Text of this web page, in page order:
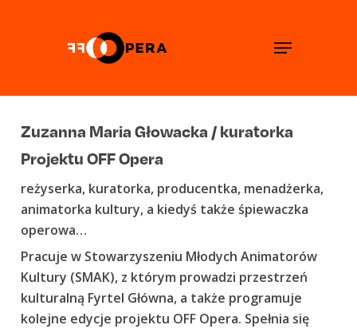
Menu
Zuzanna Maria Głowacka / kuratorka
Projektu OFF Opera
reżyserka, kuratorka, producentka, menadżerka,
animatorka kultury, a kiedyś także śpiewaczka
operowa…
Pracuje w Stowarzyszeniu Młodych Animatorów
Kultury (SMAK), z którym prowadzi przestrzeń
kulturalną Fyrtel Główna, a także programuje
kolejne edycje projektu OFF Opera. Spełnia się